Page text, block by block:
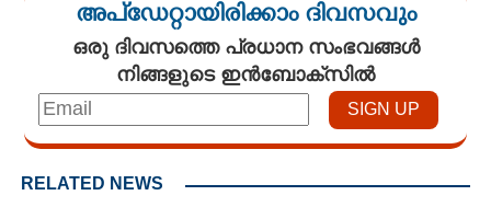
അപ്ഡേറ്റായിരിക്കാം ദിവസവും
ഒരു ദിവസത്തെ പ്രധാന സംഭവങ്ങൾ
നിങ്ങളുടെ ഇൻബോക്സിൽ
RELATED NEWS